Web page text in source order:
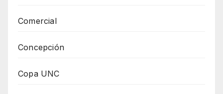
Comercial
Concepción
Copa UNC